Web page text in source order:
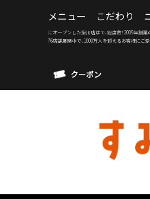
メニュー こだわり
にオープンした掛川店はで、総席数！2009年創
76店舗展開中で、1000万人を超えるお客様にご
クーポン